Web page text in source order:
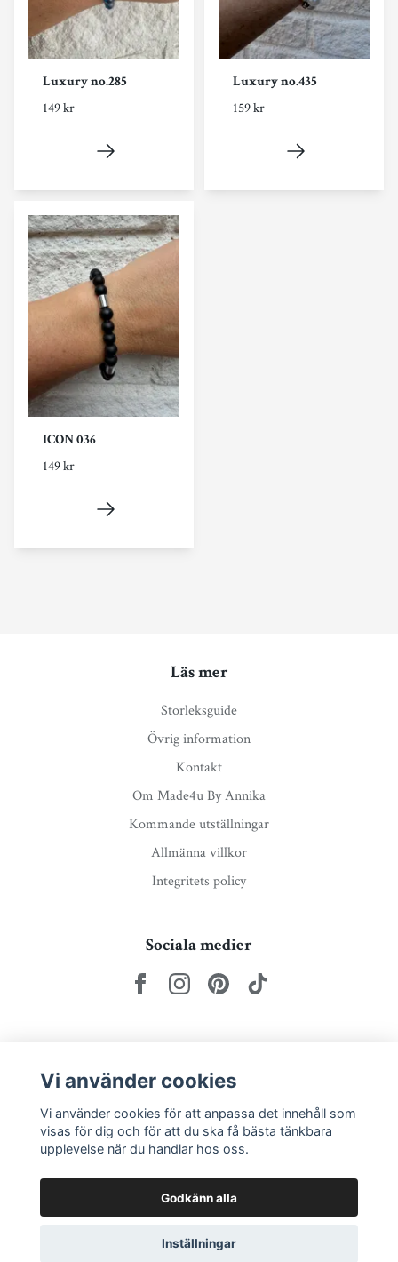
Luxury no.285
149 kr
Luxury no.435
159 kr
ICON 036
149 kr
Läs mer
Storleksguide
Övrig information
Kontakt
Om Made4u By Annika
Kommande utställningar
Allmänna villkor
Integritets policy
Sociala medier
Prenumerera
Vi använder cookies
Vi använder cookies för att anpassa det innehåll som
visas för dig och för att du ska få bästa tänkbara
upplevelse när du handlar hos oss.
Godkänn alla
Inställningar